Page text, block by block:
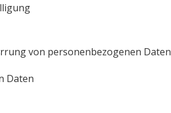
von personenbezogenen Daten
Daten